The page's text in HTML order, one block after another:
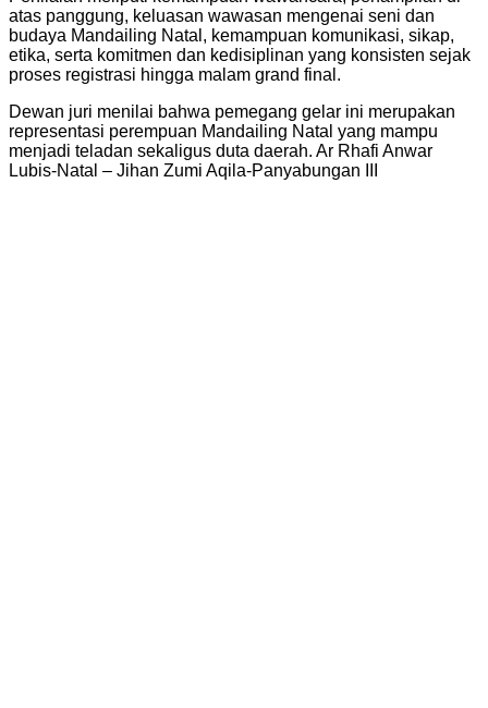
atas panggung, keluasan wawasan mengenai seni dan
budaya Mandailing Natal, kemampuan komunikasi, sikap,
etika, serta komitmen dan kedisiplinan yang konsisten sejak
proses registrasi hingga malam grand final.
Dewan juri menilai bahwa pemegang gelar ini merupakan
representasi perempuan Mandailing Natal yang mampu
menjadi teladan sekaligus duta daerah. Ar Rhafi Anwar
Lubis-Natal – Jihan Zumi Aqila-Panyabungan III